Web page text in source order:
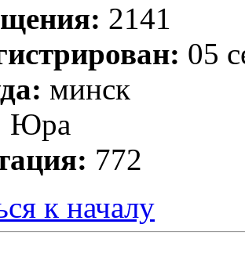
2141
05
минск
Юра
772
к началу